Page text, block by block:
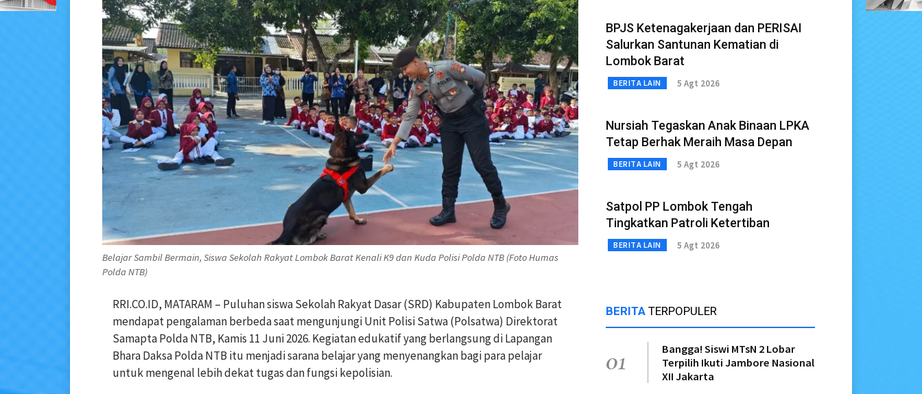
Belajar Sambil Bermain, Siswa Sekolah Rakyat Lombok Barat Kenali K9 dan Kuda Polisi Polda NTB (Foto Humas
Polda NTB)
RRI.CO.ID, MATARAM – Puluhan siswa Sekolah Rakyat Dasar (SRD) Kabupaten Lombok Barat
mendapat pengalaman berbeda saat mengunjungi Unit Polisi Satwa (Polsatwa) Direktorat
Samapta Polda NTB, Kamis 11 Juni 2026. Kegiatan edukatif yang berlangsung di Lapangan
Bhara Daksa Polda NTB itu menjadi sarana belajar yang menyenangkan bagi para pelajar
untuk mengenal lebih dekat tugas dan fungsi kepolisian.
BPJS Ketenagakerjaan dan PERISAI
Salurkan Santunan Kematian di
Lombok Barat
BERITA LAIN 5 Agt 2026
Nursiah Tegaskan Anak Binaan LPKA
Tetap Berhak Meraih Masa Depan
BERITA LAIN 5 Agt 2026
Satpol PP Lombok Tengah
Tingkatkan Patroli Ketertiban
BERITA LAIN 5 Agt 2026
BERITA TERPOPULER
01
Bangga! Siswi MTsN 2 Lobar
Terpilih Ikuti Jambore Nasional
XII Jakarta